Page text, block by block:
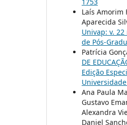
Laís Amorim
Aparecida
Univap: v.
de Pós-
Patrícia
DE
Edição
Ana Paula
Gustavo
Alexandra
Daniel